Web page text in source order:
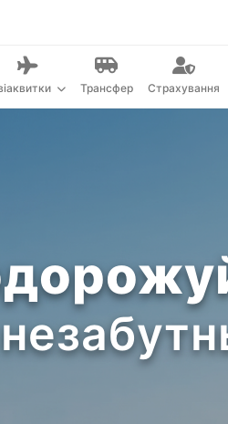
Трансфер Страхування